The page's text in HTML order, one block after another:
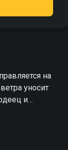
на
уносит
и
по всему